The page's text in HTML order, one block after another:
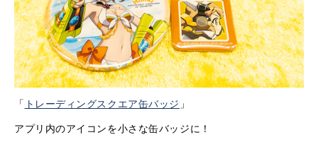
「 トレーディングスクエア缶バッジ 」
アプリ内のアイコンを小さな缶バッジに！